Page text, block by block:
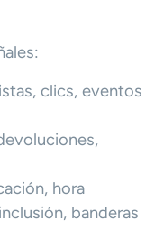
clics, eventos
hora
banderas